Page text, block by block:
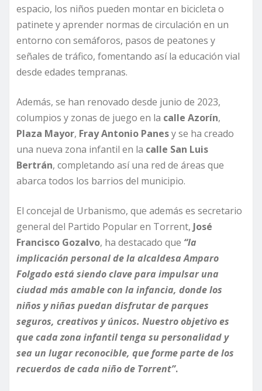
espacio, los niños pueden montar en bicicleta o
patinete y aprender normas de circulación en un
entorno con semáforos, pasos de peatones y
señales de tráfico, fomentando así la educación vial
desde edades tempranas.
Además, se han renovado desde junio de 2023,
columpios y zonas de juego en la calle Azorín,
Plaza Mayor, Fray Antonio Panesy se ha creado
una nueva zona infantil en la calle San Luis
Bertrán, completando así una red de áreas que
abarca todos los barrios del municipio.
El concejal de Urbanismo, que además es secretario
general del Partido Popular en Torrent, José
Francisco Gozalvo, ha destacado que “la
implicación personal de la alcaldesa Amparo
Folgado está siendo clave para impulsar una
ciudad más amable con la infancia, donde los
niños y niñas puedan disfrutar de parques
seguros, creativos y únicos. Nuestro objetivo es
que cada zona infantil tenga su personalidad y
sea un lugar reconocible, que forme parte de los
recuerdos de cada niño de Torrent”.